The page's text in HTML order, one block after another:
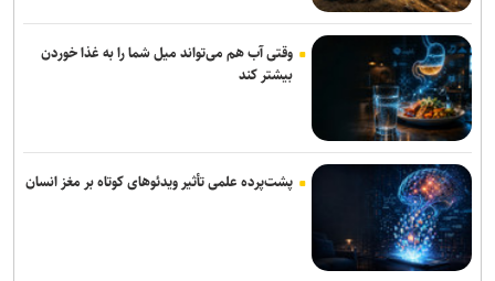
آرمان الهی بعد از جهانی باکو، به جهانی اسلواکی می‌رود/ عنوان‌دار ایرانی
جهان که قهرمان ۲ رشته آزاد و فرنگی شده بود
رسمی| پنجره استقلال بسته ماند
سالاری مشاور مدیرعامل پرسپولیس شد
رسمی؛ عالیشاه به گل‌گهر پیوست
تکواندو هانمادانگ ۲۰۲۶| پایان کار نمایندگان ایران با کسب ۲۶ مدال
وقتی آب هم می‌تواند میل شما را به غذا خوردن
بیشتر کند
پشت‌پرده علمی تأثیر ویدئو‌های کوتاه بر مغز انسان